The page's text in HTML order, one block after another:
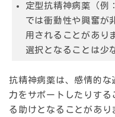
定型抗精神病薬（例
では衝動性や興奮が
用されることがあり
選択となることは少
抗精神病薬は、感情的
力をサポートしたりする
る助けとなることがあり